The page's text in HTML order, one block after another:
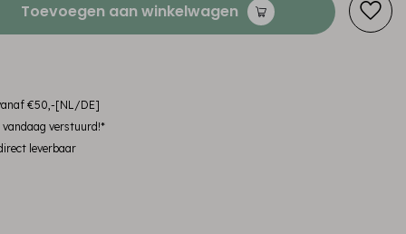
Toevoegen aan winkelwagen
€50,-[NL/DE]
vandaag verstuurd!*
leverbaar